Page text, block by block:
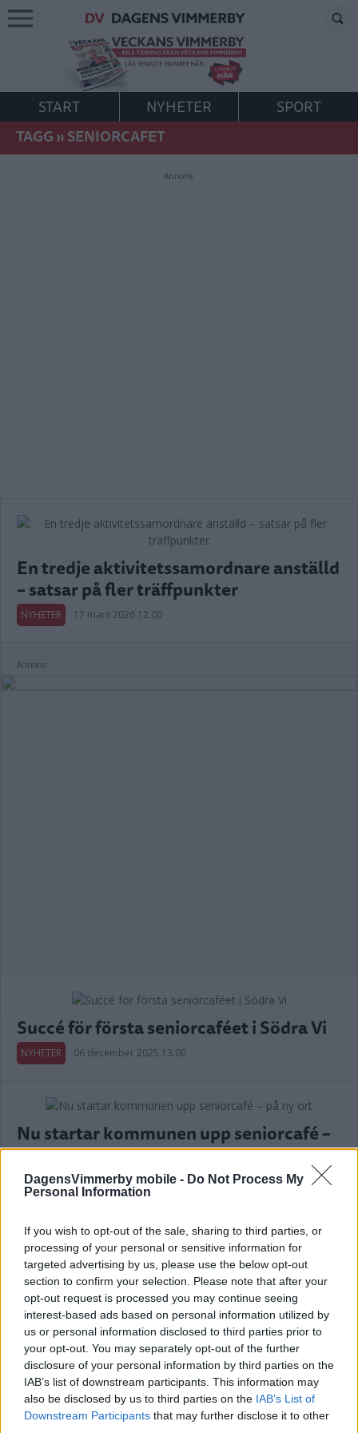
DagensVimmerby mobile - Do Not Process My
Personal Information
If you wish to opt-out of the sale, sharing to third parties, or
processing of your personal or sensitive information for
targeted advertising by us, please use the below opt-out
section to confirm your selection. Please note that after your
opt-out request is processed you may continue seeing
interest-based ads based on personal information utilized by
us or personal information disclosed to third parties prior to
your opt-out. You may separately opt-out of the further
disclosure of your personal information by third parties on the
IAB’s list of downstream participants. This information may
also be disclosed by us to third parties on the IAB’s List of
Downstream Participants that may further disclose it to other
START NYHETER
SPORT
TAGG»SENIORCAFET
Annons:
En tredje aktivitetssamordnare anställd
– satsar på fler träffpunkter
NYHETER 17 mars 2026 12.00
Annons:
Succé för första seniorcaféet i Södra Vi
NYHETER 06 december 2025 13.00
Nu startar kommunen upp seniorcafé –
på ny ort
NYHETER 10 november 2025 10.36
Annons:
Seniorcaféet har fått ett uppsving –
stort intresse för föredrag om
telefonbedrägerier
NYHETER 07 maj 2025 04.00